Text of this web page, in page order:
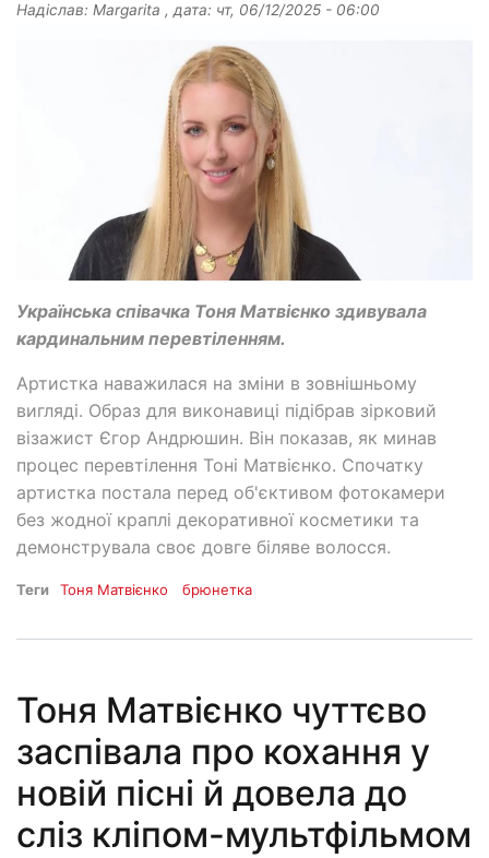
Надіслав: Margarita , дата: чт, 06/12/2025 - 06:00
Українська співачка Тоня Матвієнко здивувала
кардинальним перевтіленням.
Артистка наважилася на зміни в зовнішньому
вигляді. Образ для виконавиці підібрав зірковий
візажист Єгор Андрюшин. Він показав, як минав
процес перевтілення Тоні Матвієнко. Спочатку
артистка постала перед об'єктивом фотокамери
без жодної краплі декоративної косметики та
демонструвала своє довге біляве волосся.
Теги Тоня Матвієнко брюнетка
Тоня Матвієнко чуттєво
заспівала про кохання у
новій пісні й довела до
сліз кліпом-мультфільмом